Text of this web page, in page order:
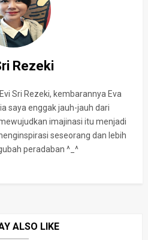
Rezeki
Sri Rezeki, kembarannya Eva
saya enggak jauh-jauh dari
imajinasi itu menjadi
seseorang dan lebih
peradaban ^_^
ALSO LIKE